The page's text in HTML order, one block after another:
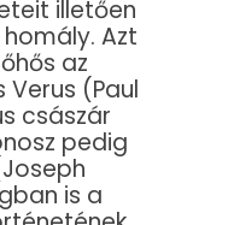
illetően
Azt
az
(Paul
császár
pedig
is a